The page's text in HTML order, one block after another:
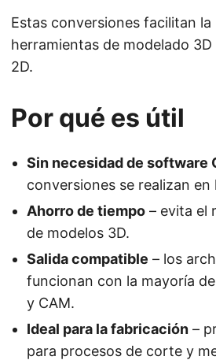
Estas conversiones facilitan
herramientas de modelado
2D.
Por qué es útil
Sin necesidad de software
conversiones se realizan en
Ahorro de tiempo – evita el
de modelos 3D.
Salida compatible – los
funcionan con la mayoría
y CAM.
Ideal para la fabricación –
para procesos de corte y